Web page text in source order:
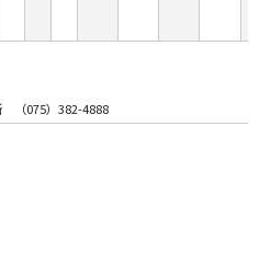
075）382-4888